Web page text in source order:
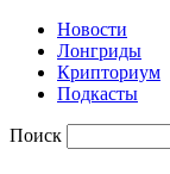
Новости
Лонгриды
Крипториум
Подкасты
Поиск